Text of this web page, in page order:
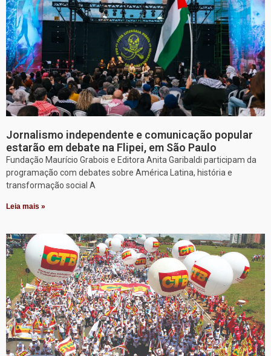
Jornalismo independente e comunicação popular
estarão em debate na Flipei, em São Paulo
Fundação Maurício Grabois e Editora Anita Garibaldi participam da
programação com debates sobre América Latina, história e
transformação social A
Leia mais »